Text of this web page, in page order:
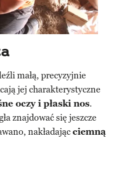
małą, precyzyjnie
jej charakterystyczne
oczy i płaski nos.
znajdować się jeszcze
nakładającciemną